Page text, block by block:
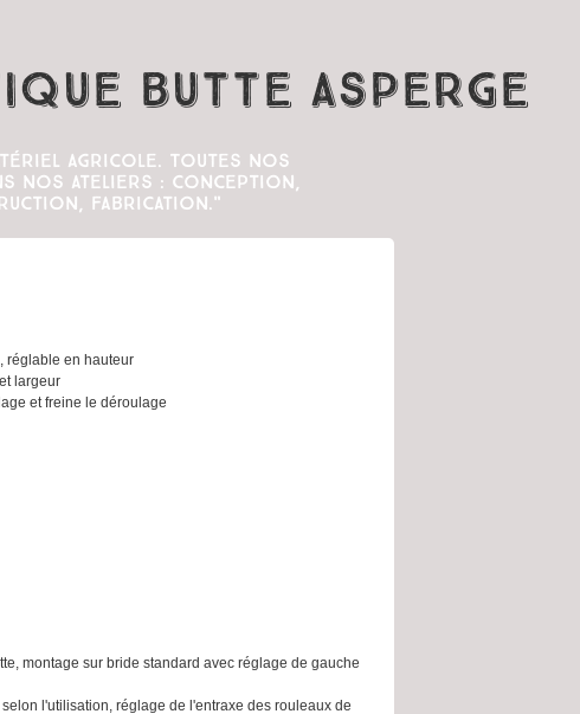
butte asperge
agricole. Toutes nos
nos ateliers : conception,
fabrication."
réglable en hauteur
largeur
et freine le déroulage